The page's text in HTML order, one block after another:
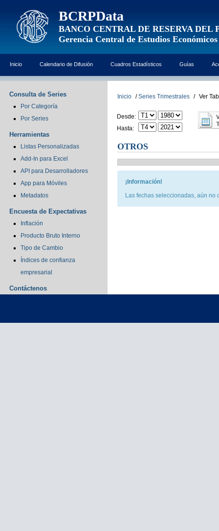
BCRPData
BANCO CENTRAL DE RESERVA DEL
Gerencia Central de Estudios Económicos
Inicio Calendario de Difusión Cuadros Estadísticos Guías
Consulta de Series
Por Categoría
Por Series
Herramientas
Listas Personalizadas
Add-In para Excel
API para Desarrolladores
App para Móviles
Metadatos
Encuesta de Expectativas
Inflación
Producto Bruto Interno
Tipo de Cambio
Índices de confianza
empresarial
Contáctenos
Inicio / Series Trimestrales / Ver
Desde:
Hasta:
OTROS
¡Información!
Las fechas seleccionadas, aún no